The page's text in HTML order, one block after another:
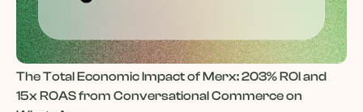
The Total Economic Impact of Merx: 203% ROI and
15x ROAS from Conversational Commerce on